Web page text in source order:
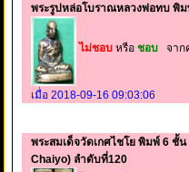
พระรูปหล่อโบราณหลวงพ่อทบ พิม
ไม่ชอบ หรือ ชอบ จาก
เมื่อ 2018-09-16 09:03:06
พระสมเด็จวัดเกศไชโย พิมพ์ 6 ชั้
Chaiyo) ลำดับที่120